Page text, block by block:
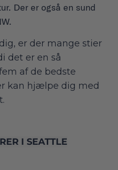
Der er også en sund
er der mange stier
det er en så
af de bedste
kan hjælpe dig med
I SEATTLE